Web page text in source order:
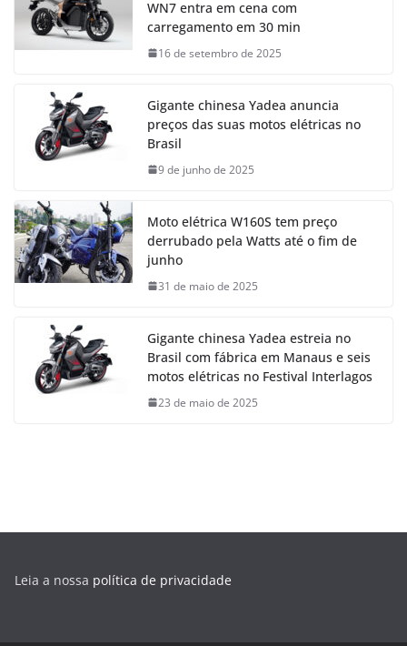
WN7 entra em cena com
carregamento em 30 min
16 de setembro de 2025
Gigante chinesa Yadea anuncia
preços das suas motos elétricas no
Brasil
9 de junho de 2025
Moto elétrica W160S tem preço
derrubado pela Watts até o fim de
junho
31 de maio de 2025
Gigante chinesa Yadea estreia no
Brasil com fábrica em Manaus e seis
motos elétricas no Festival Interlagos
23 de maio de 2025
Leia a nossa política de privacidade